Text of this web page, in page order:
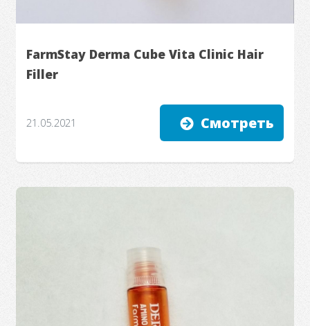
FarmStay Derma Cube Vita Clinic Hair
Filler
21.05.2021 Смотреть